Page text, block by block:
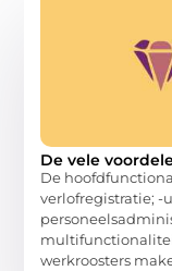
De vele
De
verlofregistratie; -
werkroosters